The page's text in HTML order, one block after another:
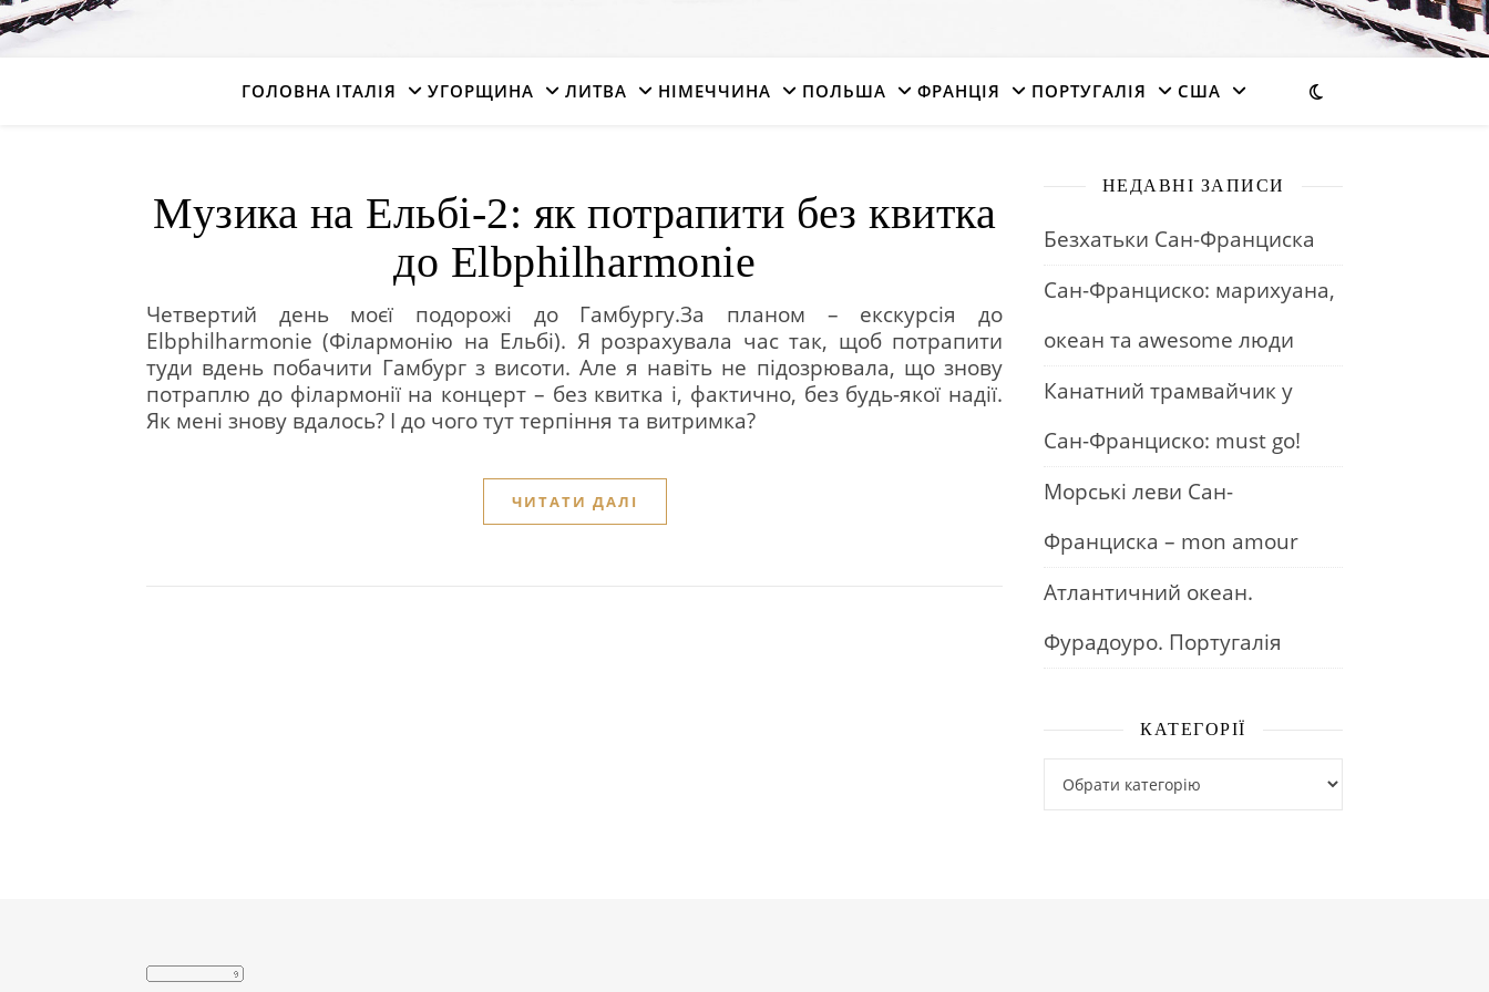
ГОЛОВНА ІТАЛІЯ УГОРЩИНА ЛИТВА НІМЕЧЧИНА ПОЛЬША ФРАНЦІЯ ПОРТУГАЛІЯ США
Музика на Ельбі-2: як потрапити без квитка
до Elbphilharmonie
Четвертий день моєї подорожі до Гамбургу.За планом – екскурсія до
Elbphilharmonie (Філармонію на Ельбі). Я розрахувала час так, щоб потрапити
туди вдень побачити Гамбург з висоти. Але я навіть не підозрювала, що знову
потраплю до філармонії на концерт – без квитка і, фактично, без будь-якої надії.
Як мені знову вдалось? І до чого тут терпіння та витримка?
ЧИТАТИ ДАЛІ
НЕДАВНІ ЗАПИСИ
Безхатьки Сан-Франциска
Сан-Франциско: марихуана,
океан та awesome люди
Канатний трамвайчик у
Сан-Франциско: must go!
Морські леви Сан-
Франциска – mon amour
Атлантичний океан.
Фурадоуро. Португалія
КАТЕГОРІЇ